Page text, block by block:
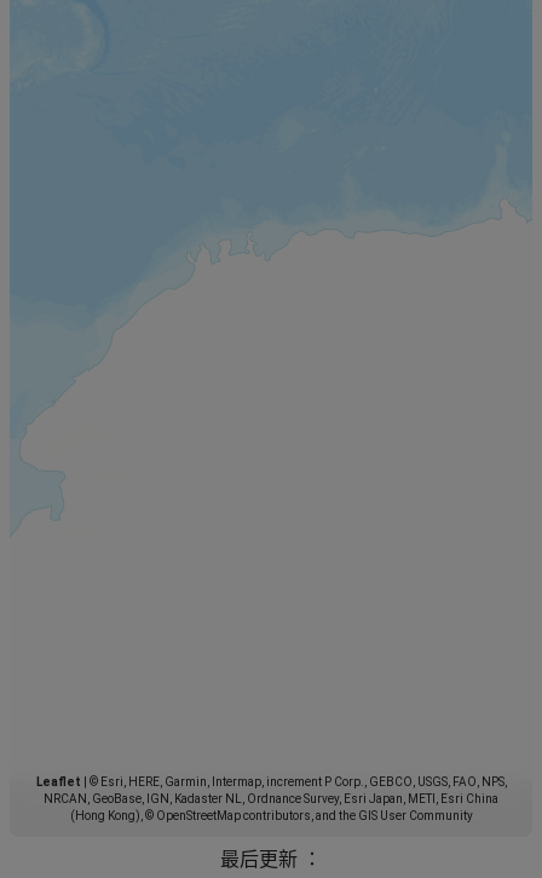
Leaflet
© Esri, HERE, Garmin, Intermap, increment P Corp., GEBCO, USGS, FAO, NPS,
NRCAN, GeoBase, IGN, Kadaster NL, Ordnance Survey, Esri Japan, METI, Esri China
(Hong Kong), © OpenStreetMap contributors, and the GIS User Community
最后更新 ：